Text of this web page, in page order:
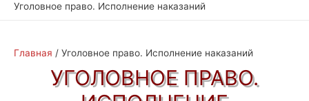
Уголовное право. Исполнение наказаний
Главная / Уголовное право. Исполнение наказаний
УГОЛОВНОЕ ПРАВО.